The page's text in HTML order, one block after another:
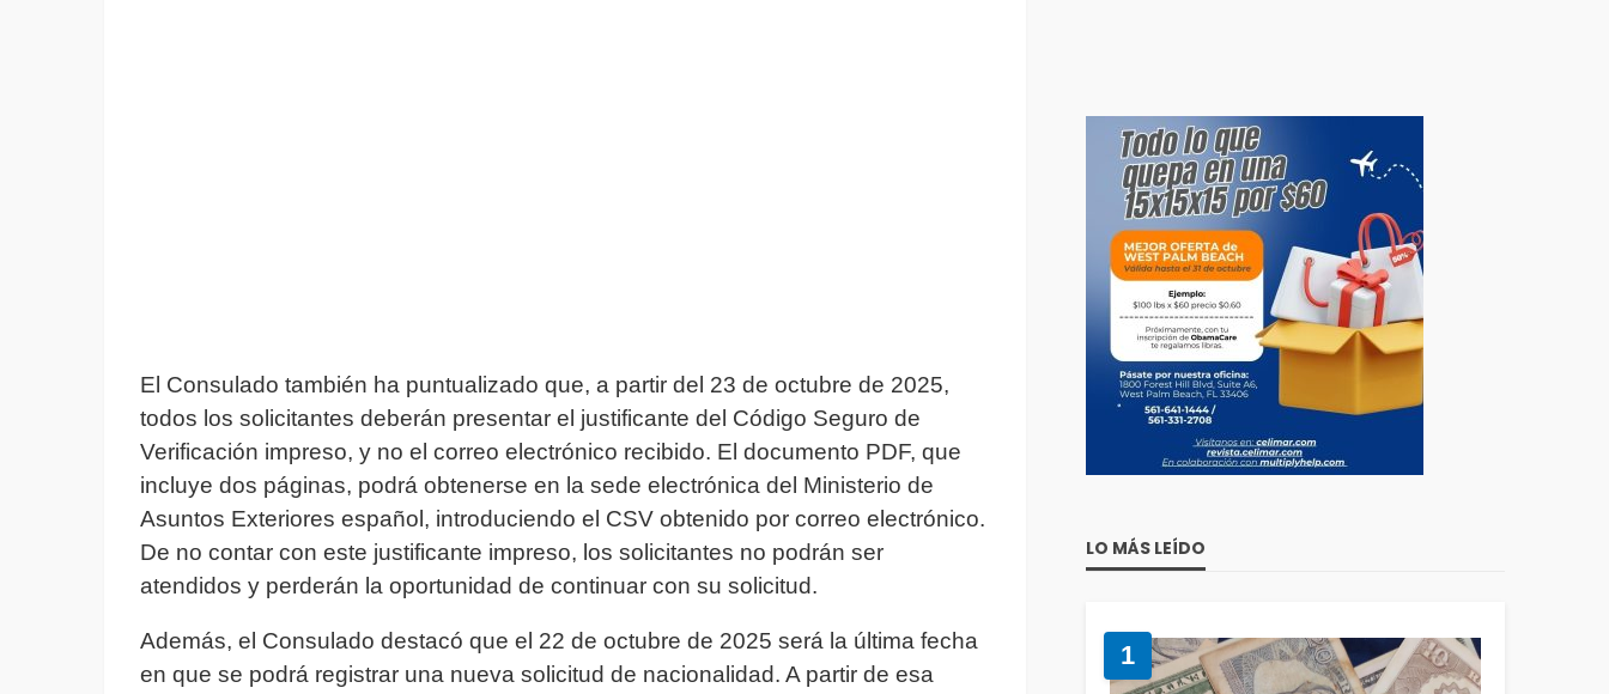
El Consulado también ha puntualizado que, a partir del 23 de octubre de 2025,
todos los solicitantes deberán presentar el justificante del Código Seguro de
Verificación impreso, y no el correo electrónico recibido. El documento PDF, que
incluye dos páginas, podrá obtenerse en la sede electrónica del Ministerio de
Asuntos Exteriores español, introduciendo el CSV obtenido por correo electrónico.
De no contar con este justificante impreso, los solicitantes no podrán ser
atendidos y perderán la oportunidad de continuar con su solicitud.
Además, el Consulado destacó que el 22 de octubre de 2025 será la última fecha
en que se podrá registrar una nueva solicitud de nacionalidad. A partir de esa
LO MÁS LEÍDO
1